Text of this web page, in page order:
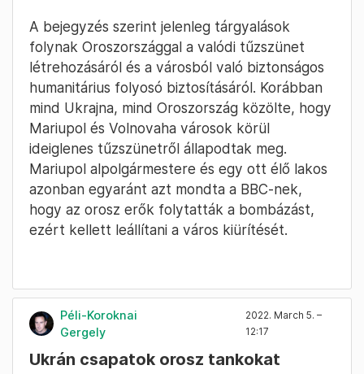
A bejegyzés szerint jelenleg tárgyalások
folynak Oroszországgal a valódi tűzszünet
létrehozásáról és a városból való biztonságos
humanitárius folyosó biztosításáról. Korábban
mind Ukrajna, mind Oroszország közölte, hogy
Mariupol és Volnovaha városok körül
ideiglenes tűzszünetről állapodtak meg.
Mariupol alpolgármestere és egy ott élő lakos
azonban egyaránt azt mondta a BBC-nek,
hogy az orosz erők folytatták a bombázást,
ezért kellett leállítani a város kiürítését.
Péli-Koroknai
Gergely
2022. March 5. –
12:17
Ukrán csapatok orosz tankokat